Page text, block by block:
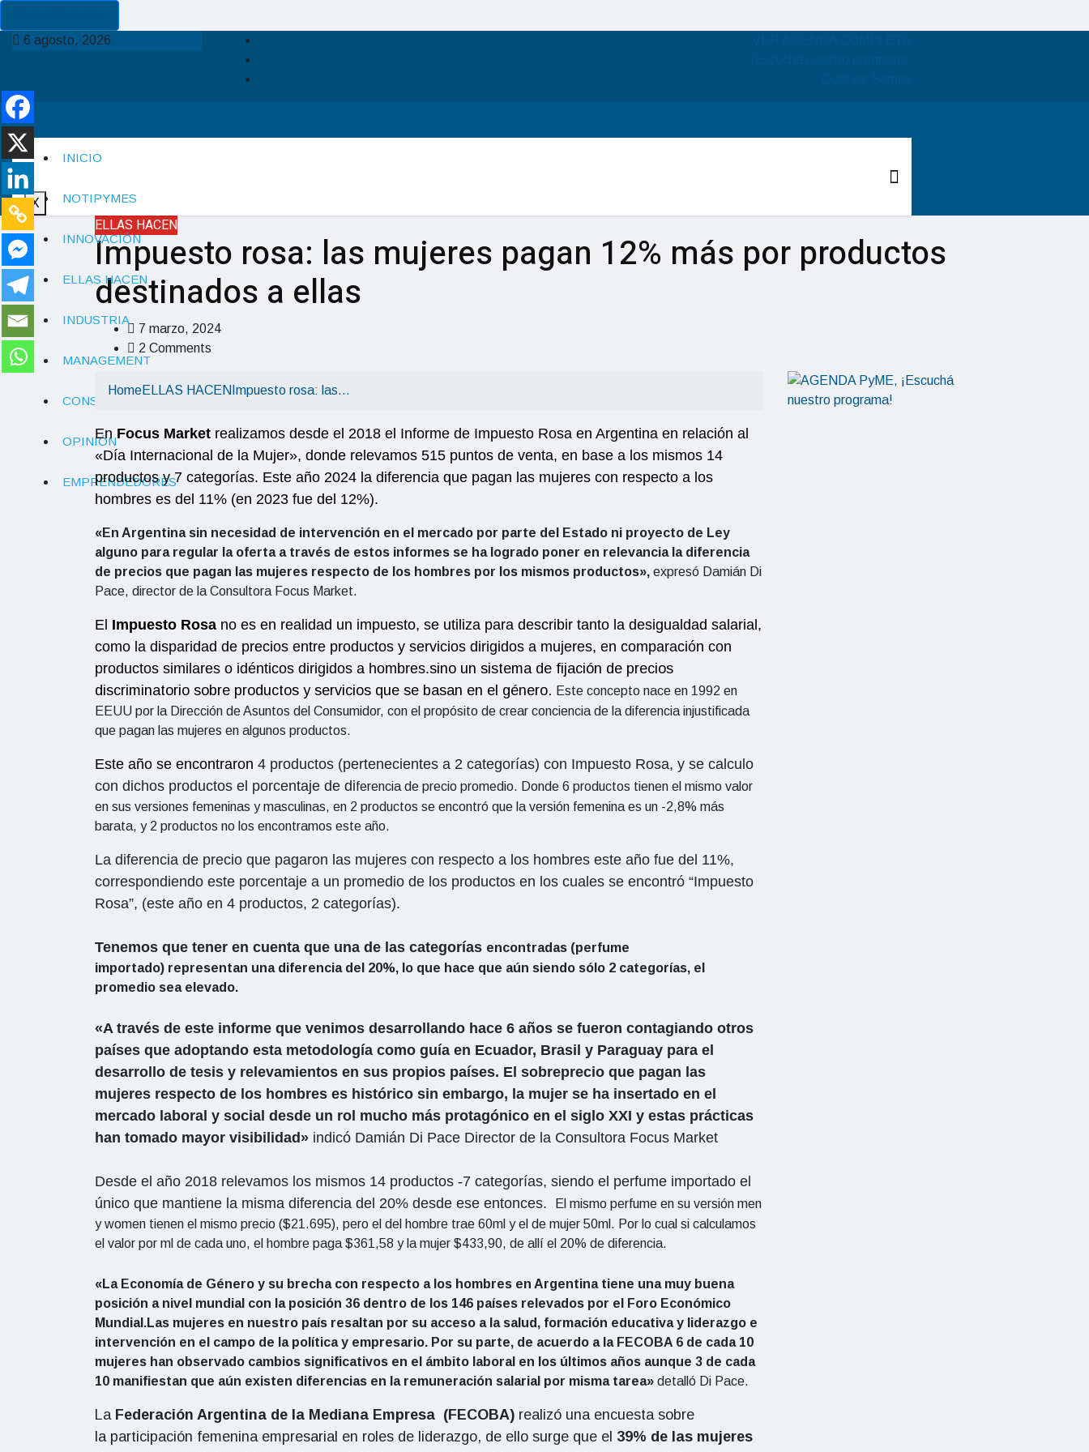
6 agosto, 2026
INICIO
NOTIPYMES
INNOVACIÓN
ELLAS HACEN
INDUSTRIA
MANAGEMENT
CONSUMO
OPINIÓN
EMPRENDEDORES
X
ELLAS HACEN
Impuesto rosa: las mujeres pagan 12% más por productos
destinados a ellas
7 marzo, 2024
2 Comments
HomeELLAS HACEN Impuesto rosa: las…
EnFocus Market realizamos desde el 2018 el Informe de Impuesto Rosa en Argentina en relación al
«Día Internacional de la Mujer», donde relevamos 515 puntos de venta, en base a los mismos 14
productos y 7 categorías. Este año 2024 la diferencia que pagan las mujeres con respecto a los
hombres es del 11% (en 2023 fue del 12%).
«En Argentina sin necesidad de intervención en el mercado por parte del Estado ni proyecto de Ley
alguno para regular la oferta a través de estos informes se ha logrado poner en relevancia la diferencia
de precios que pagan las mujeres respecto de los hombres por los mismos productos», expresó Damián Di
Pace, director de la Consultora Focus Market.
El Impuesto Rosa no es en realidad un impuesto, se utiliza para describir tanto la desigualdad salarial,
como la disparidad de precios entre productos y servicios dirigidos a mujeres, en comparación con
productos similares o idénticos dirigidos a hombres.sino un sistema de fijación de precios
discriminatorio sobre productos y servicios que se basan en el género. Este concepto nace en 1992 en
EEUU por la Dirección de Asuntos del Consumidor, con el propósito de crear conciencia de la diferencia injustificada
que pagan las mujeres en algunos productos.
Este año se encontraron 4 productos (pertenecientes a 2 categorías) con Impuesto Rosa, y se calculo
con dichos productos el porcentaje de diferencia de precio promedio. Donde 6 productos tienen el mismo valor
en sus versiones femeninas y masculinas, en 2 productos se encontró que la versión femenina es un -2,8% más
barata, y 2 productos no los encontramos este año.
La diferencia de precio que pagaron las mujeres con respecto a los hombres este año fue del 11%,
correspondiendo este porcentaje a un promedio de los productos en los cuales se encontró “Impuesto
Rosa”, (este año en 4 productos, 2 categorías).
Tenemos que tener en cuenta que una de las categorías encontradas (perfume
importado) representan una diferencia del 20%, lo que hace que aún siendo sólo 2 categorías, el
promedio sea elevado.
«A través de este informe que venimos desarrollando hace 6 años se fueron contagiando otros
países que adoptando esta metodología como guía en Ecuador, Brasil y Paraguay para el
desarrollo de tesis y relevamientos en sus propios países. El sobreprecio que pagan las
mujeres respecto de los hombres es histórico sin embargo, la mujer se ha insertado en el
mercado laboral y social desde un rol mucho más protagónico en el siglo XXI y estas prácticas
han tomado mayor visibilidad» indicó Damián Di Pace Director de la Consultora Focus Market
Desde el año 2018 relevamos los mismos 14 productos -7 categorías, siendo el perfume importado el
único que mantiene la misma diferencia del 20% desde ese entonces.
El mismo perfume en su versión men
y women tienen el mismo precio ($21.695), pero el del hombre trae 60ml y el de mujer 50ml. Por lo cual si calculamos
el valor por ml de cada uno, el hombre paga $361,58 y la mujer $433,90, de allí el 20% de diferencia.
«La Economía de Género y su brecha con respecto a los hombres en Argentina tiene una muy buena
posición a nivel mundial con la posición 36 dentro de los 146 países relevados por el Foro Económico
Mundial.Las mujeres en nuestro país resaltan por su acceso a la salud, formación educativa y liderazgo e
intervención en el campo de la política y empresario. Por su parte, de acuerdo a la FECOBA 6 de cada 10
mujeres han observado cambios significativos en el ámbito laboral en los últimos años aunque 3 de cada
10 manifiestan que aún existen diferencias en la remuneración salarial por misma tarea» detalló Di Pace.
La Federación Argentina de la Mediana Empresa (FECOBA) realizó una encuesta sobre
la participación femenina empresarial en roles de liderazgo, de ello surge que el 39% de las mujeres